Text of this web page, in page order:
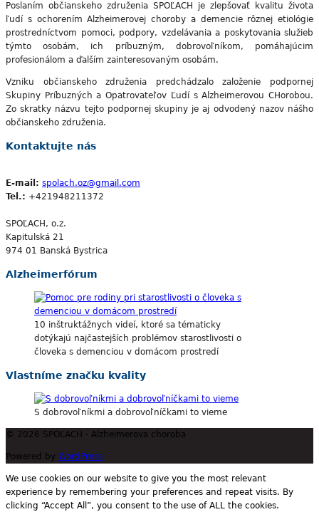
Poslaním občianskeho združenia SPOĽACH je zlepšovať kvalitu života
ľudí s ochorením Alzheimerovej choroby a demencie rôznej etiológie
prostredníctvom pomoci, podpory, vzdelávania a poskytovania služieb
týmto osobám, ich príbuzným, dobrovoľníkom, pomáhajúcim
profesionálom a ďalším zainteresovaným osobám.
Vzniku občianskeho združenia predchádzalo založenie podpornej
Skupiny Príbuzných a Opatrovateľov Ľudí s Alzheimerovou CHorobou.
Zo skratky názvu tejto podpornej skupiny je aj odvodený nazov nášho
občianskeho združenia.
Kontaktujte nás
E-mail: spolach.oz@gmail.com
Tel.: +421948211372
SPOĽACH, o.z.
Kapitulská 21
974 01 Banská Bystrica
Alzheimerfórum
10 inštruktážnych videí, ktoré sa tématicky
dotýkajú najčastejších problémov starostlivosti o
človeka s demenciou v domácom prostredí
Vlastníme značku kvality
S dobrovoľníkmi a dobrovoľníčkami to vieme
© 2026 SPOĽACH - Alzheimerova choroba
Powered by WordPress
We use cookies on our website to give you the most relevant
experience by remembering your preferences and repeat visits. By
clicking “Accept All”, you consent to the use of ALL the cookies.